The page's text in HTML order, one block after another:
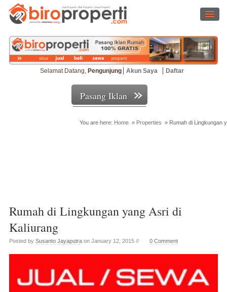
Selamat Datang, Pengunjung Akun Saya Daftar
Pasang Iklan
You are here: Home » Properties » Rumah di Lingkungan
Rumah di Lingkungan yang Asri di
Kaliurang
Posted by Susanto Jayaputraon January 12, 2015 // 0 Comment